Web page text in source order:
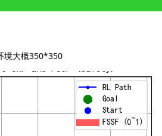
境大概350*350